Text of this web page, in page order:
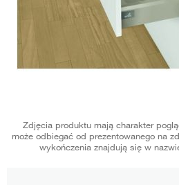
Zdjęcia produktu mają charakter
może odbiegać od prezentowanego na
wykończenia znajdują się w